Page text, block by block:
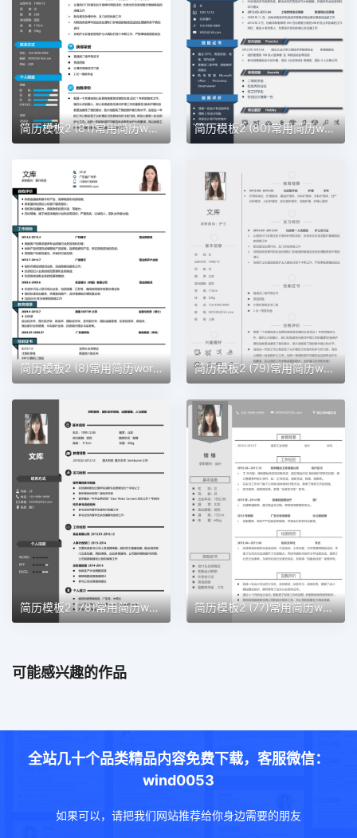
简历模板2 (81)常用简历word模板 简历模板2 (80)常用简历word模板
简历模板2 (8)常用简历word模板 简历模板2 (79)常用简历word模板
简历模板2 (78)常用简历word模板 简历模板2 (77)常用简历word模板
可能感兴趣的作品
全站几十个品类精品内容免费下载，客服微信：
wind0053
如果可以，请把我们网站推荐给你身边需要的朋友